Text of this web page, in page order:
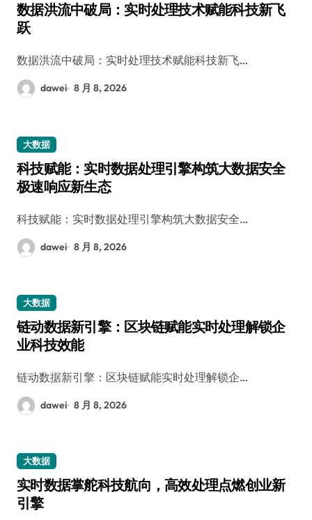
数据洪流中破局：实时处理技术赋能科技新飞
跃
数据洪流中破局：实时处理技术赋能科技新飞…
dawei 8 月 8, 2026
大数据
科技赋能：实时数据处理引擎构筑大数据安全
极速响应新生态
科技赋能：实时数据处理引擎构筑大数据安全…
dawei 8 月 8, 2026
大数据
链动数据新引擎：区块链赋能实时处理解锁企
业科技效能
链动数据新引擎：区块链赋能实时处理解锁企…
dawei 8 月 8, 2026
大数据
实时数据掌舵科技航向，高效处理点燃创业新
引擎